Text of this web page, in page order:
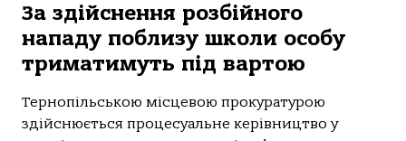
За здійснення розбійного
нападу поблизу школи особу
триматимуть під вартою
Тернопільською місцевою прокуратурою
здійснюється процесуальне керівництво у